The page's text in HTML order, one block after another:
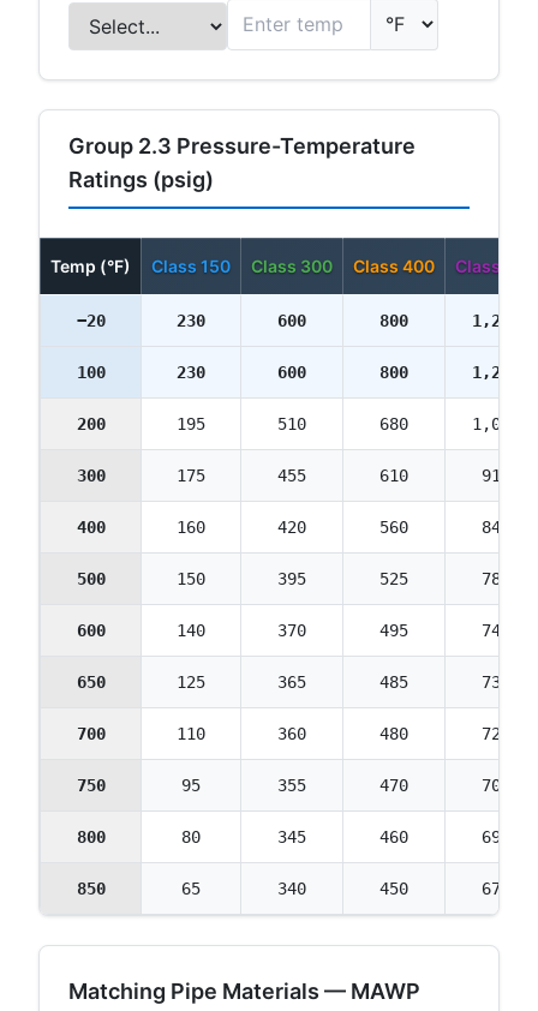
Group 2.3 Pressure-Temperature
Ratings (psig)
Temp (°F) Class 150 Class 300 Class 400 Class 600
−20 230 600 800 1,200
100 230 600 800 1,200
200 195 510 680 1,020
300 175 455 610 910
400 160 420 560 840
500 150 395 525 785
600 140 370 495 745
650 125 365 485 730
700 110 360 480 720
750 95 355 470 705
800 80 345 460 690
850 65 340 450 675
Matching Pipe Materials — MAWP